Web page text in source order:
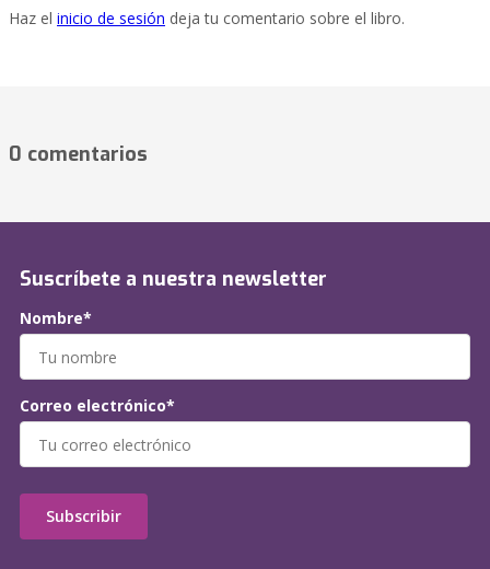
Haz el inicio de sesión deja tu comentario sobre el libro.
0 comentarios
Suscríbete a nuestra newsletter
Nombre*
Correo electrónico*
Subscribir